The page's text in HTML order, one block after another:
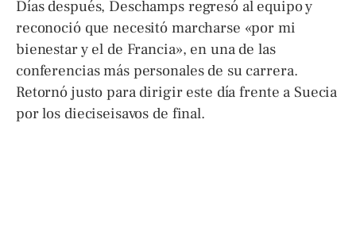
Días después, Deschamps regresó al equipo y
reconoció que necesitó marcharse «por mi
bienestar y el de Francia», en una de las
conferencias más personales de su carrera.
Retornó justo para dirigir este día frente a Suecia
por los dieciseisavos de final.